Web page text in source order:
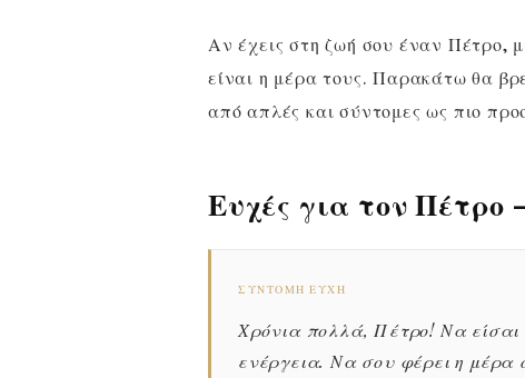
Αν έχεις στη ζωή σου έναν
είναι η μέρα τους. Παρακάτω θα
από απλές και σύντομες ως πιο
Ευχές για τον
ΣΎΝΤΟΜΗ ΕΥΧΉ
Χρόνια πολλά, Πέτρο! Να είσαι
ενέργεια. Να σου φέρει η μέρα